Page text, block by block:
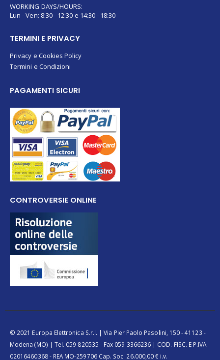
WORKING DAYS/HOURS:
Lun - Ven: 8:30 - 12:30 e 14:30 - 18:30
TERMINI E PRIVACY
Privacy e Cookies Policy
Termini e Condizioni
PAGAMENTI SICURI
CONTROVERSIE ONLINE
© 2021 Europa Elettronica S.r.l. | Via Pier Paolo Pasolini, 150 - 41123 -
Modena (MO) | Tel. 059 820535 - Fax 059 3366236 | COD. FISC. E P.IVA
02016460368 - REA MO-259706 Cap. Soc. 26.000,00 € i.v.